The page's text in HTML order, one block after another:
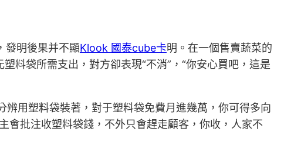
發明後果并不顯Klook 國泰cube卡明。在一個售賣蔬菜的
料袋所需支出，對方卻表現“不消”，“你安心買吧，這是
辨用塑料袋裝著，對于塑料袋免費月進幾萬，你可得多向
會批注收塑料袋錢，不外只會趕走顧客，你收，人家不